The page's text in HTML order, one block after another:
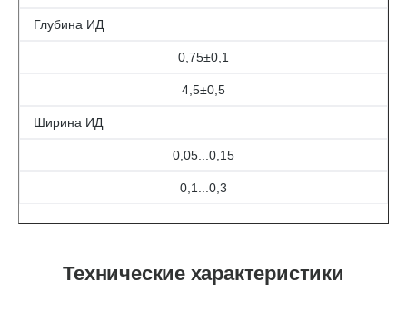
Глубина ИД
0,75±0,1
4,5±0,5
Ширина ИД
0,05...0,15
0,1...0,3
Технические характеристики